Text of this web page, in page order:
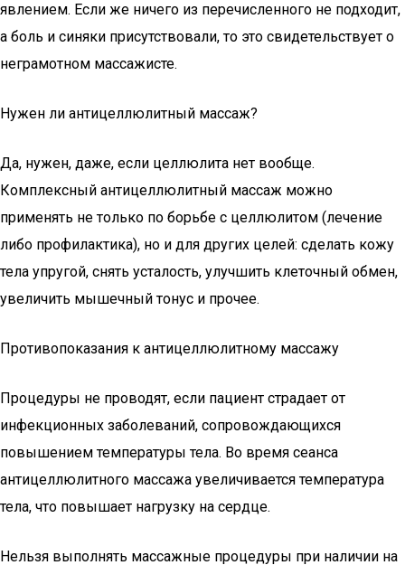
явлением. Если же ничего из перечисленного не подходит,
а боль и синяки присутствовали, то это свидетельствует о
неграмотном массажисте.
Нужен ли антицеллюлитный массаж?
Да, нужен, даже, если целлюлита нет вообще.
Комплексный антицеллюлитный массаж можно
применять не только по борьбе с целлюлитом (лечение
либо профилактика), но и для других целей: сделать кожу
тела упругой, снять усталость, улучшить клеточный обмен,
увеличить мышечный тонус и прочее.
Противопоказания к антицеллюлитному массажу
Процедуры не проводят, если пациент страдает от
инфекционных заболеваний, сопровождающихся
повышением температуры тела. Во время сеанса
антицеллюлитного массажа увеличивается температура
тела, что повышает нагрузку на сердце.
Нельзя выполнять массажные процедуры при наличии на